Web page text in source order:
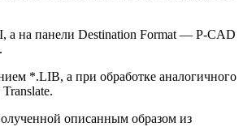
а на панели Destination Format — P-CAD
*.LIB, а при обработке аналогичного
описанным образом из